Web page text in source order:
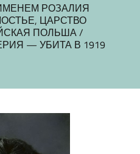
РОЗАЛИЯ
ЦАРСТВО
ПОЛЬША /
— УБИТА В 1919